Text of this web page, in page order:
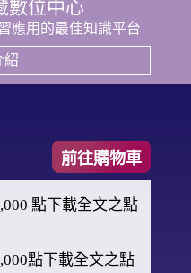
數位中心
應用的最佳知識平台
紹
前往購物車
點下載全文之點
點下載全文之點